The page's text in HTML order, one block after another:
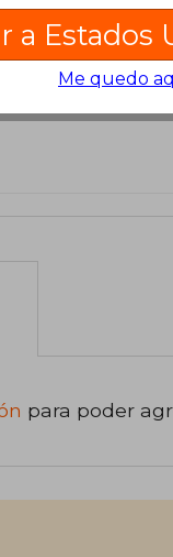
para poder
a Estados
Me quedo